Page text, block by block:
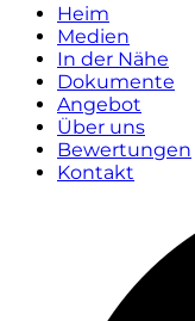
Heim
Medien
In der Nähe
Dokumente
Angebot
Über uns
Bewertungen
Kontakt